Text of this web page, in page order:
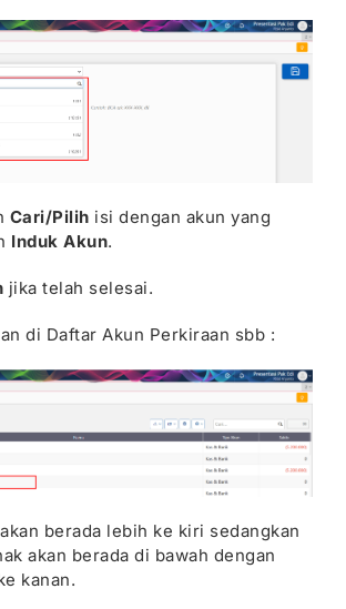
Cari/Pilih isi dengan akun yang
Induk Akun.
jika telah selesai.
di Daftar Akun Perkiraan sbb :
berada lebih ke kiri sedangkan
akan berada di bawah dengan
kanan.